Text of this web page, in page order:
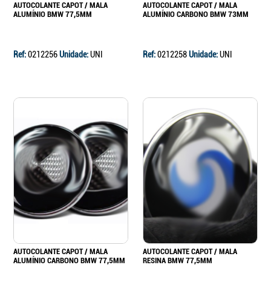
AUTOCOLANTE CAPOT / MALA
ALUMÍNIO BMW 77,5MM
Ref:0212256Unidade:UNI
AUTOCOLANTE CAPOT / MALA
ALUMÍNIO CARBONO BMW 73MM
Ref:0212258Unidade:UNI
AUTOCOLANTE CAPOT / MALA
ALUMÍNIO CARBONO BMW 77,5MM
AUTOCOLANTE CAPOT / MALA
RESINA BMW 77,5MM